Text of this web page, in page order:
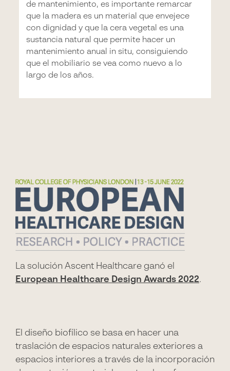
de mantenimiento, es importante remarcar
que la madera es un material que envejece
con dignidad y que la cera vegetal es una
sustancia natural que permite hacer un
mantenimiento anual in situ, consiguiendo
que el mobiliario se vea como nuevo a lo
largo de los años.
La solución Ascent Healthcare ganó el
European Healthcare Design Awards 2022.
El diseño biofílico se basa en hacer una
traslación de espacios naturales exteriores a
espacios interiores a través de la incorporación